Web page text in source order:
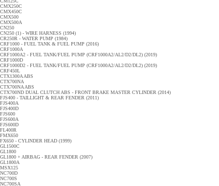
CMX250C
CMX450C
CMX500
CMX500A
CN250
CN250 (1) - WIRE HARNESS (1994)
CR250R - WATER PUMP (1984)
CRF1000 - FUEL TANK & FUEL PUMP (2016)
CRF1000A
CRF1000A2 - FUEL TANK/FUEL PUMP (CRF1000A2/AL2/D2/DL2) (2019)
CRF1000D
CRF1000D2 - FUEL TANK/FUEL PUMP (CRF1000A2/AL2/D2/DL2) (2019)
CRF450L
CTX1300A ABS
CTX700NA
CTX700NA ABS
CTX700ND DUAL CLUTCH ABS - FRONT BRAKE MASTER CYLINDER (2014)
FJS400 - TAILLIGHT & REAR FENDER (2011)
FJS400A
FJS400D
FJS600
FJS600A
FJS600D
FL400R
FMX650
FX650 - CYLINDER HEAD (1999)
GL1500C
GL1800
GL1800 + AIRBAG - REAR FENDER (2007)
GL1800A
MSX125
NC700D
NC700S
NC700SA